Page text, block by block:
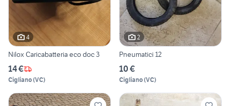
4
Nilox Caricabatteria eco doc 3
14 €
Cigliano(VC)
2
Pneumatici 12
10 €
Cigliano(VC)